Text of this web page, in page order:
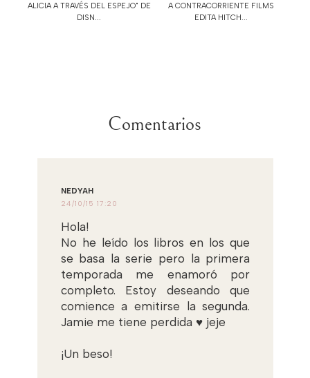
ALICIA A TRAVÉS DEL ESPEJO" DE
DISN...
A CONTRACORRIENTE FILMS
EDITA HITCH...
Comentarios
NEDYAH
24/10/15 17:20
Hola!
No he leído los libros en los que
se basa la serie pero la primera
temporada me enamoró por
completo. Estoy deseando que
comience a emitirse la segunda.
Jamie me tiene perdida ♥ jeje
¡Un beso!